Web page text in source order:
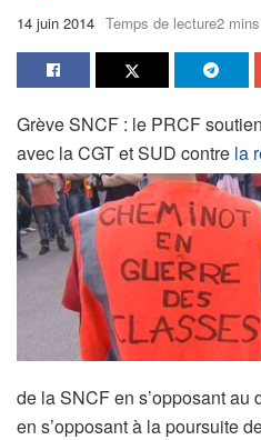
14 juin 2014 Temps de lecture2
Grève SNCF : le PRCF
avec la CGT et SUD contre la
de la SNCF en s’opposant au
en s’opposant à la poursuite